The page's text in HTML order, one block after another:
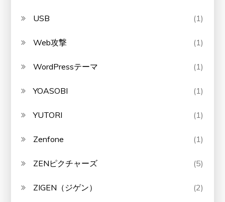
USB (1)
Web攻撃 (1)
WordPressテーマ (1)
YOASOBI (1)
YUTORI (1)
Zenfone (1)
ZENピクチャーズ (5)
ZIGEN（ジゲン） (2)